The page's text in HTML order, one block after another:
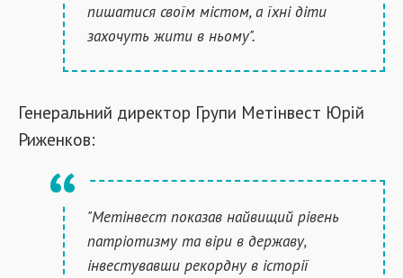
пишатися своїм містом, а їхні діти
захочуть жити в ньому".
Генеральний директор Групи Метінвест Юрій
Риженков:
"Метінвест показав найвищий рівень
патріотизму та віри в державу,
інвестувавши рекордну в історії